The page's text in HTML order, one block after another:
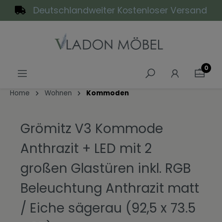
springenDeutschlandweiter Kostenloser Versand
0
Home Wohnen Kommoden
Grömitz V3 Kommode
Anthrazit + LED mit 2
großen Glastüren inkl. RGB
Beleuchtung Anthrazit matt
/ Eiche sägerau (92,5 x 73.5